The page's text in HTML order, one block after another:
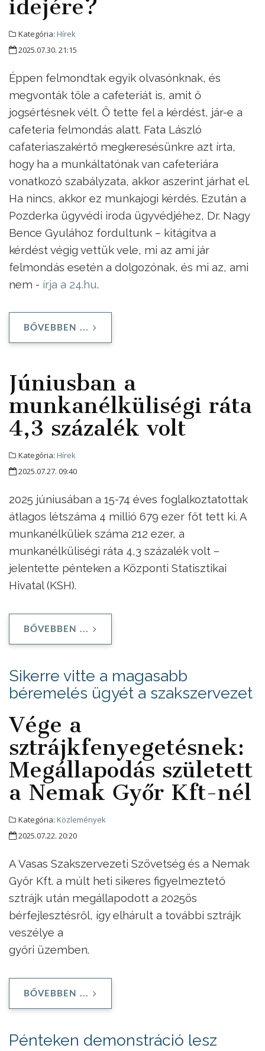
idejére?
Kategória: Hírek
2025.07.30. 21:15
Éppen felmondtak egyik olvasónknak, és
megvonták tőle a cafeteriát is, amit ő
jogsértésnek vélt. Ő tette fel a kérdést, jár-e a
cafeteria felmondás alatt. Fata László
cafateriaszakértő megkeresésünkre azt írta,
hogy ha a munkáltatónak van cafeteriára
vonatkozó szabályzata, akkor aszerint járhat el.
Ha nincs, akkor ez munkajogi kérdés. Ezután a
Pozderka ügyvédi iroda ügyvédjéhez, Dr. Nagy
Bence Gyulához fordultunk – kitágítva a
kérdést végig vettük vele, mi az ami jár
felmondás esetén a dolgozónak, és mi az, ami
nem - írja a 24.hu.
BŐVEBBEN ...
Júniusban a
munkanélküliségi ráta
4,3 százalék volt
Kategória: Hírek
2025.07.27. 09:40
2025 júniusában a 15-74 éves foglalkoztatottak
átlagos létszáma 4 millió 679 ezer főt tett ki. A
munkanélküliek száma 212 ezer, a
munkanélküliségi ráta 4,3 százalék volt –
jelentette pénteken a Központi Statisztikai
Hivatal (KSH).
BŐVEBBEN ...
Sikerre vitte a magasabb
béremelés ügyét a szakszervezet
Vége a
sztrájkfenyegetésnek:
Megállapodás született
a Nemak Győr Kft-nél
Kategória: Közlemények
2025.07.22. 20:20
A Vasas Szakszervezeti Szövetség és a Nemak
Győr Kft. a múlt heti sikeres figyelmeztető
sztrájk után megállapodott a 2025ös
bérfejlesztésről, így elhárult a további sztrájk
veszélye a
győri üzemben.
BŐVEBBEN ...
Pénteken demonstráció lesz